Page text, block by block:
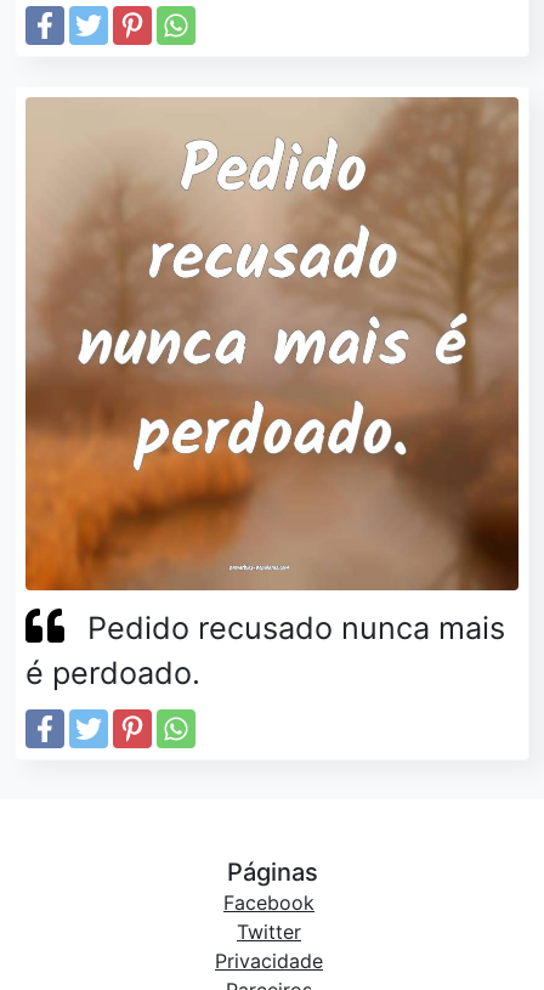
Pedido recusado nunca mais
é perdoado.
Páginas
Facebook
Twitter
Privacidade